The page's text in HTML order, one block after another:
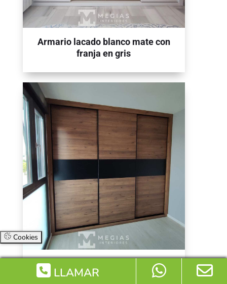
Armario lacado blanco mate con
franja en gris
Armario roble oscuro con franja en
negro
Cookies
LLAMAR